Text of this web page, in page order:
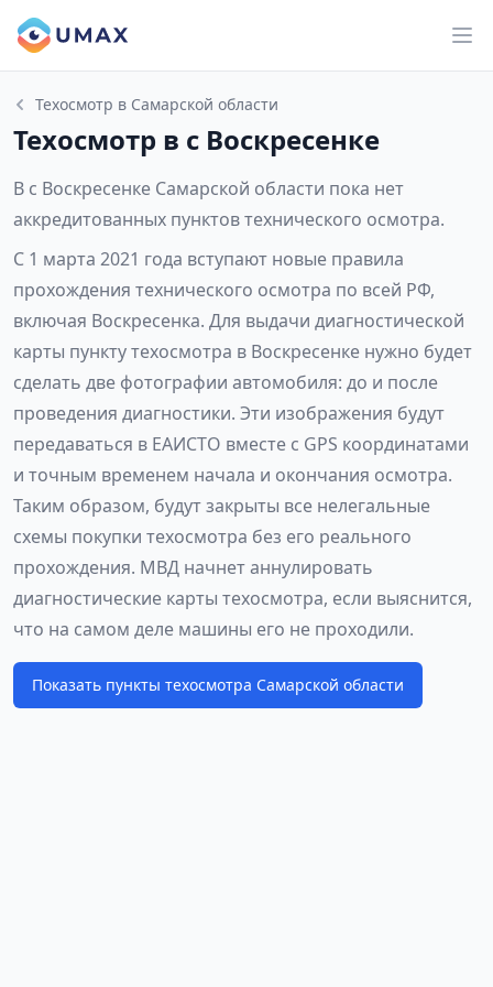
Техосмотр в Самарской области
Техосмотр в с Воскресенке
В с Воскресенке Самарской области пока нет
аккредитованных пунктов технического осмотра.
С 1 марта 2021 года вступают новые правила
прохождения технического осмотра по всей РФ,
включая Воскресенка. Для выдачи диагностической
карты пункту техосмотра в Воскресенке нужно будет
сделать две фотографии автомобиля: до и после
проведения диагностики. Эти изображения будут
передаваться в ЕАИСТО вместе с GPS координатами
и точным временем начала и окончания осмотра.
Таким образом, будут закрыты все нелегальные
схемы покупки техосмотра без его реального
прохождения. МВД начнет аннулировать
диагностические карты техосмотра, если выяснится,
что на самом деле машины его не проходили.
Показать пункты техосмотра Самарской области